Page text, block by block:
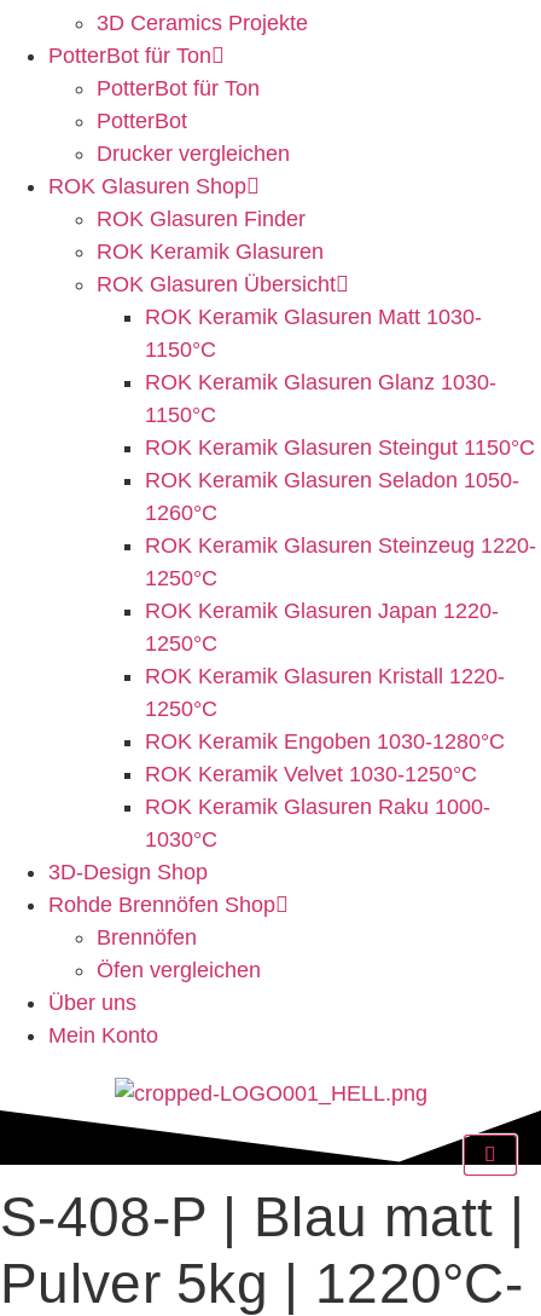
3D Ceramics Projekte
PotterBot für Ton
PotterBot für Ton
PotterBot
Drucker vergleichen
ROK Glasuren Shop
ROK Glasuren Finder
ROK Keramik Glasuren
ROK Glasuren Übersicht
ROK Keramik Glasuren Matt 1030-
1150°C
ROK Keramik Glasuren Glanz 1030-
1150°C
ROK Keramik Glasuren Steingut 1150°C
ROK Keramik Glasuren Seladon 1050-
1260°C
ROK Keramik Glasuren Steinzeug 1220-
1250°C
ROK Keramik Glasuren Japan 1220-
1250°C
ROK Keramik Glasuren Kristall 1220-
1250°C
ROK Keramik Engoben 1030-1280°C
ROK Keramik Velvet 1030-1250°C
ROK Keramik Glasuren Raku 1000-
1030°C
3D-Design Shop
Rohde Brennöfen Shop
Brennöfen
Öfen vergleichen
Über uns
Mein Konto
S-408-P | Blau matt |
Pulver 5kg | 1220°C-